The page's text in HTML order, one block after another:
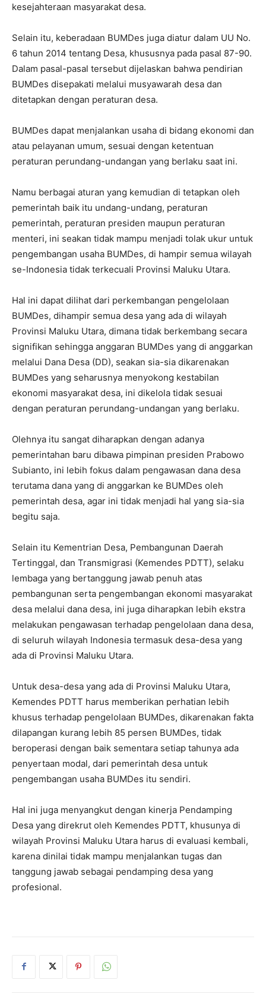
kesejahteraan masyarakat desa.
Selain itu, keberadaan BUMDes juga diatur dalam UU No.
6 tahun 2014 tentang Desa, khususnya pada pasal 87-90.
Dalam pasal-pasal tersebut dijelaskan bahwa pendirian
BUMDes disepakati melalui musyawarah desa dan
ditetapkan dengan peraturan desa.
BUMDes dapat menjalankan usaha di bidang ekonomi dan
atau pelayanan umum, sesuai dengan ketentuan
peraturan perundang-undangan yang berlaku saat ini.
Namu berbagai aturan yang kemudian di tetapkan oleh
pemerintah baik itu undang-undang, peraturan
pemerintah, peraturan presiden maupun peraturan
menteri, ini seakan tidak mampu menjadi tolak ukur untuk
pengembangan usaha BUMDes, di hampir semua wilayah
se-Indonesia tidak terkecuali Provinsi Maluku Utara.
Hal ini dapat dilihat dari perkembangan pengelolaan
BUMDes, dihampir semua desa yang ada di wilayah
Provinsi Maluku Utara, dimana tidak berkembang secara
signifikan sehingga anggaran BUMDes yang di anggarkan
melalui Dana Desa (DD), seakan sia-sia dikarenakan
BUMDes yang seharusnya menyokong kestabilan
ekonomi masyarakat desa, ini dikelola tidak sesuai
dengan peraturan perundang-undangan yang berlaku.
Olehnya itu sangat diharapkan dengan adanya
pemerintahan baru dibawa pimpinan presiden Prabowo
Subianto, ini lebih fokus dalam pengawasan dana desa
terutama dana yang di anggarkan ke BUMDes oleh
pemerintah desa, agar ini tidak menjadi hal yang sia-sia
begitu saja.
Selain itu Kementrian Desa, Pembangunan Daerah
Tertinggal, dan Transmigrasi (Kemendes PDTT), selaku
lembaga yang bertanggung jawab penuh atas
pembangunan serta pengembangan ekonomi masyarakat
desa melalui dana desa, ini juga diharapkan lebih ekstra
melakukan pengawasan terhadap pengelolaan dana desa,
di seluruh wilayah Indonesia termasuk desa-desa yang
ada di Provinsi Maluku Utara.
Untuk desa-desa yang ada di Provinsi Maluku Utara,
Kemendes PDTT harus memberikan perhatian lebih
khusus terhadap pengelolaan BUMDes, dikarenakan fakta
dilapangan kurang lebih 85 persen BUMDes, tidak
beroperasi dengan baik sementara setiap tahunya ada
penyertaan modal, dari pemerintah desa untuk
pengembangan usaha BUMDes itu sendiri.
Hal ini juga menyangkut dengan kinerja Pendamping
Desa yang direkrut oleh Kemendes PDTT, khusunya di
wilayah Provinsi Maluku Utara harus di evaluasi kembali,
karena dinilai tidak mampu menjalankan tugas dan
tanggung jawab sebagai pendamping desa yang
profesional.